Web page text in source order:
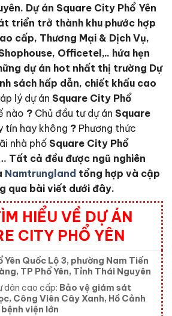
Dự án Square City Phổ Yên
triển trở thành khu phước hợp
cấp, Thương Mại & Dịch Vụ,
Officetel,.. hứa hẹn
dự án hot nhất thị trường Dự
sách hấp dẫn, chiết khấu cao
lý dự án Square City Phổ
nào ? Chủ đầu tư dự án Square
tín hay không ? Phương thức
nhà phố Square City Phổ
Tất cả đều được ngũ nghiên
Namtrungland tổng hợp và cập
qua bài viết dưới đây.
HIỂU VỀ DỰ ÁN
CITY PHỔ YÊN
Yên Quốc Lộ 3, phường Nam Tiến
TP Phổ Yên, Tỉnh Thái Nguyên
dân cao cấp: Bảo vệ giám sát
Công Viên Cây Xanh, Hồ Cảnh
viện lớn